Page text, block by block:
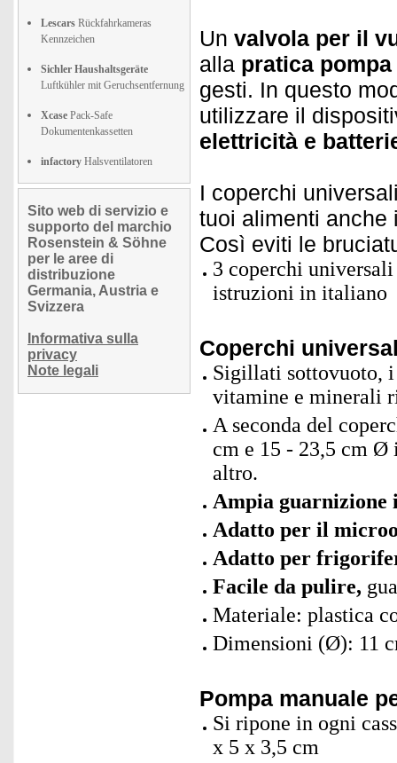
Lescars Rückfahrkameras
Kennzeichen
Sichler Haushaltsgeräte
Luftkühler mit Geruchsentfernung
Xcase Pack-Safe
Dokumentenkassetten
infactory Halsventilatoren
Sito web di servizio e
supporto del marchio
Rosenstein & Söhne
per le aree di
distribuzione
Germania, Austria e
Svizzera
Informativa sulla
privacy
Note legali
Un valvola per il
alla pratica
gesti. In questo
utilizzare il
elettricità e
I coperchi
tuoi alimenti
Così eviti le
3 coperchi
istruzioni in italiano
Coperchi
Sigillati sottovuoto,
vitamine e minerali
A seconda del
cm e 15 - 23,5 cm Ø
altro.
Ampia guarnizione
Adatto per il
Adatto per
Facile da pulire,
Materiale: plastica
Dimensioni (Ø): 11
Pompa manuale
Si ripone in ogni
x 5 x 3,5 cm